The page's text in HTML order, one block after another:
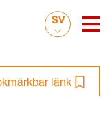
SV
länk